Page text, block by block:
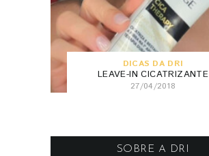
DICAS DA DRI
LEAVE-IN CICATRIZANTE
27/04/2018
SOBRE A DRI